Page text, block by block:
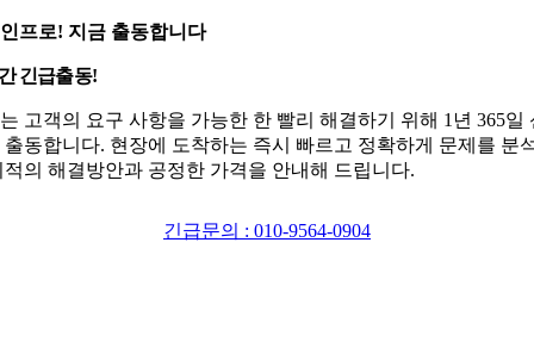
프로! 지금 출동합니다
긴급출동!
고객의 요구 사항을 가능한 한 빨리 해결하기 위해 1년 365일
출동합니다. 현장에 도착하는 즉시 빠르고 정확하게 문제를 분
적의 해결방안과 공정한 가격을 안내해 드립니다.
긴급문의 : 010-9564-0904